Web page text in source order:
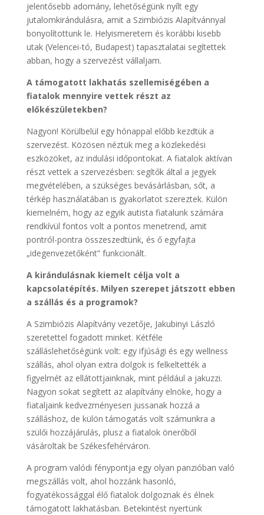
jelentősebb adomány, lehetőségünk nyílt egy
jutalomkirándulásra, amit a Szimbiózis Alapítvánnyal
bonyolítottunk le. Helyismeretem és korábbi kisebb
utak (Velencei-tó, Budapest) tapasztalatai segítettek
abban, hogy a szervezést vállaljam.
A támogatott lakhatás szellemiségében a
fiatalok mennyire vettek részt az
előkészületekben?
Nagyon! Körülbelül egy hónappal előbb kezdtük a
szervezést. Közösen néztük meg a közlekedési
eszközöket, az indulási időpontokat. A fiatalok aktívan
részt vettek a szervezésben: segítők által a jegyek
megvételében, a szükséges bevásárlásban, sőt, a
térkép használatában is gyakorlatot szereztek. Külön
kiemelném, hogy az egyik autista fiatalunk számára
rendkívül fontos volt a pontos menetrend, amit
pontról-pontra összeszedtünk, és ő egyfajta
„idegenvezetőként” funkcionált.
A kirándulásnak kiemelt célja volt a
kapcsolatépítés. Milyen szerepet játszott ebben
a szállás és a programok?
A Szimbiózis Alapítvány vezetője, Jakubinyi László
szeretettel fogadott minket. Kétféle
szálláslehetőségünk volt: egy ifjúsági és egy wellness
szállás, ahol olyan extra dolgok is felkeltették a
figyelmét az ellátottjainknak, mint például a jakuzzi.
Nagyon sokat segített az alapítvány elnöke, hogy a
fiataljaink kedvezményesen jussanak hozzá a
szálláshoz, de külön támogatás volt számunkra a
szülői hozzájárulás, plusz a fiatalok önerőből
vásároltak be Székesfehérváron.
A program valódi fénypontja egy olyan panzióban való
megszállás volt, ahol hozzánk hasonló,
fogyatékossággal élő fiatalok dolgoznak és élnek
támogatott lakhatásban. Betekintést nyertünk